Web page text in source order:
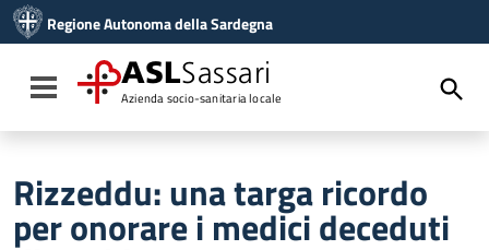
Vai al menu di navigazione
Vai al footer
Regione Autonoma della Sardegna
Toggle navigation
ASLSassari
Azienda socio-sanitaria locale
Rizzeddu: una targa ricordo
per onorare i medici deceduti